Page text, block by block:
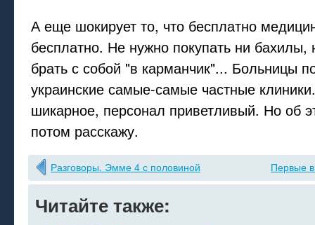
А еще шокирует то, что бесплатно
бесплатно. Не нужно покупать ни бахилы,
брать с собой "в карманчик"... Больницы
украинские самые-самые частные
шикарное, персонал приветливый. Но об
потом расскажу.
Разговоры. Эмме 4 с половиной Первые
Читайте также: